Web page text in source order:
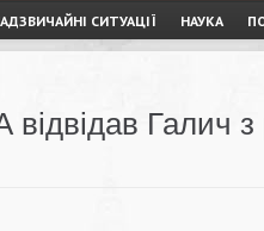
СИТУАЦІЇ НАУКА
відвідав Галич